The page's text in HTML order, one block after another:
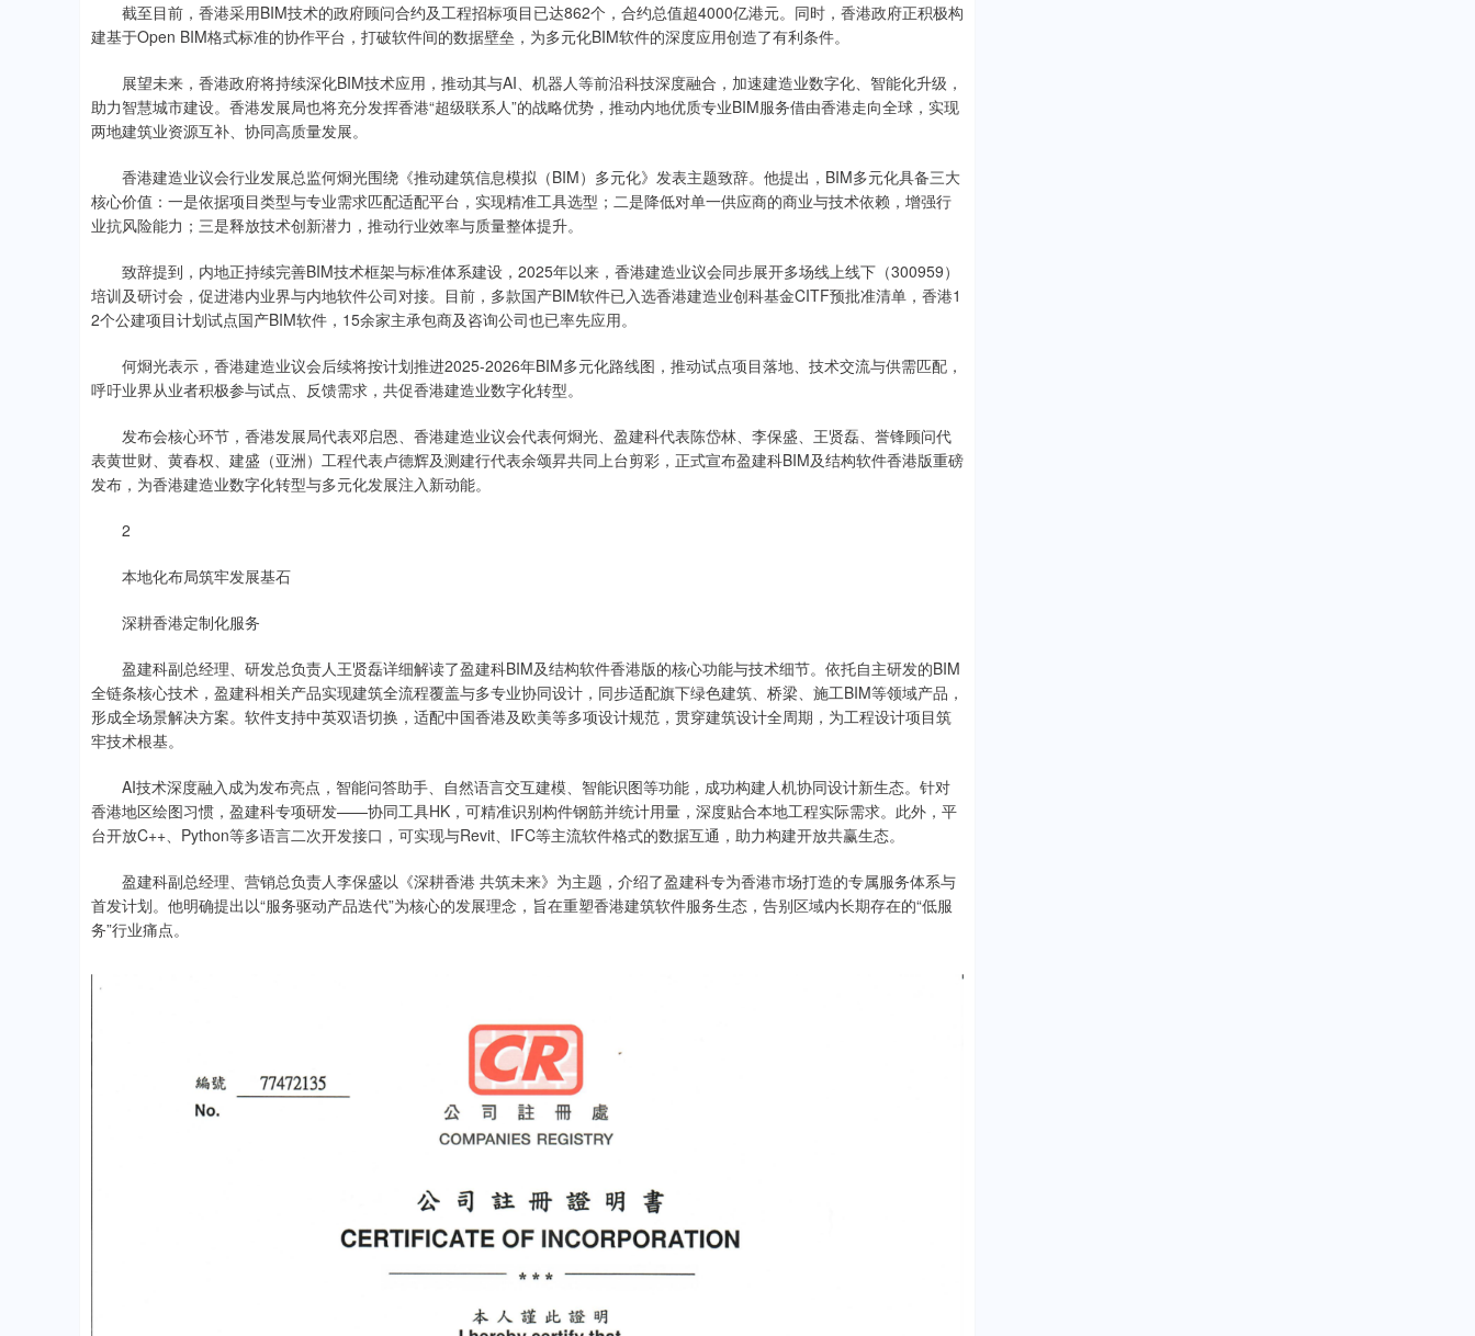
截至目前，香港采用BIM技术的政府顾问合约及工程招标项目已达862个，合约总值超4000亿港元。同时，香港政府正积极构
建基于Open BIM格式标准的协作平台，打破软件间的数据壁垒，为多元化BIM软件的深度应用创造了有利条件。
展望未来，香港政府将持续深化BIM技术应用，推动其与AI、机器人等前沿科技深度融合，加速建造业数字化、智能化升级，
助力智慧城市建设。香港发展局也将充分发挥香港“超级联系人”的战略优势，推动内地优质专业BIM服务借由香港走向全球，实现
两地建筑业资源互补、协同高质量发展。
香港建造业议会行业发展总监何烱光围绕《推动建筑信息模拟（BIM）多元化》发表主题致辞。他提出，BIM多元化具备三大
核心价值：一是依据项目类型与专业需求匹配适配平台，实现精准工具选型；二是降低对单一供应商的商业与技术依赖，增强行
业抗风险能力；三是释放技术创新潜力，推动行业效率与质量整体提升。
致辞提到，内地正持续完善BIM技术框架与标准体系建设，2025年以来，香港建造业议会同步展开多场线上线下（300959）
培训及研讨会，促进港内业界与内地软件公司对接。目前，多款国产BIM软件已入选香港建造业创科基金CITF预批准清单，香港1
2个公建项目计划试点国产BIM软件，15余家主承包商及咨询公司也已率先应用。
何烱光表示，香港建造业议会后续将按计划推进2025-2026年BIM多元化路线图，推动试点项目落地、技术交流与供需匹配，
呼吁业界从业者积极参与试点、反馈需求，共促香港建造业数字化转型。
发布会核心环节，香港发展局代表邓启恩、香港建造业议会代表何烱光、盈建科代表陈岱林、李保盛、王贤磊、誉锋顾问代
表黄世财、黄春权、建盛（亚洲）工程代表卢德辉及测建行代表余颂昇共同上台剪彩，正式宣布盈建科BIM及结构软件香港版重磅
发布，为香港建造业数字化转型与多元化发展注入新动能。
2
本地化布局筑牢发展基石
深耕香港定制化服务
盈建科副总经理、研发总负责人王贤磊详细解读了盈建科BIM及结构软件香港版的核心功能与技术细节。依托自主研发的BIM
全链条核心技术，盈建科相关产品实现建筑全流程覆盖与多专业协同设计，同步适配旗下绿色建筑、桥梁、施工BIM等领域产品，
形成全场景解决方案。软件支持中英双语切换，适配中国香港及欧美等多项设计规范，贯穿建筑设计全周期，为工程设计项目筑
牢技术根基。
AI技术深度融入成为发布亮点，智能问答助手、自然语言交互建模、智能识图等功能，成功构建人机协同设计新生态。针对
香港地区绘图习惯，盈建科专项研发——协同工具HK，可精准识别构件钢筋并统计用量，深度贴合本地工程实际需求。此外，平
台开放C++、Python等多语言二次开发接口，可实现与Revit、IFC等主流软件格式的数据互通，助力构建开放共赢生态。
盈建科副总经理、营销总负责人李保盛以《深耕香港 共筑未来》为主题，介绍了盈建科专为香港市场打造的专属服务体系与
首发计划。他明确提出以“服务驱动产品迭代”为核心的发展理念，旨在重塑香港建筑软件服务生态，告别区域内长期存在的“低服
务”行业痛点。